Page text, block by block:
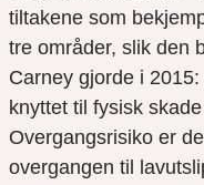
tiltakene som
tre områder, slik den
Carney gjorde i
knyttet til fysisk
Overgangsrisiko er
overgangen til